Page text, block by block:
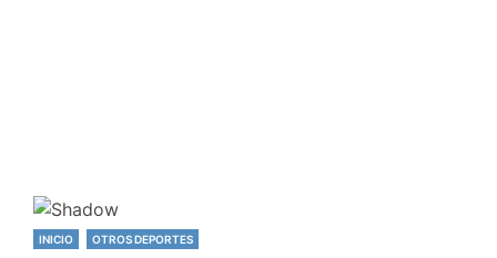
INICIO OTROS DEPORTES